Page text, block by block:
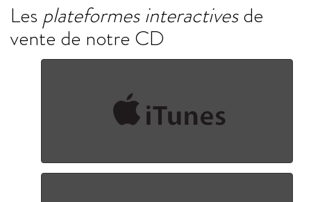
Les plateformes interactivesde
vente de notre CD